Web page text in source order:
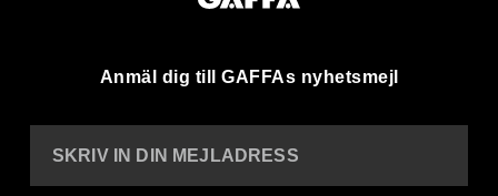
Anmäl dig till GAFFAs nyhetsmejl
SKRIV IN DIN MEJLADRESS